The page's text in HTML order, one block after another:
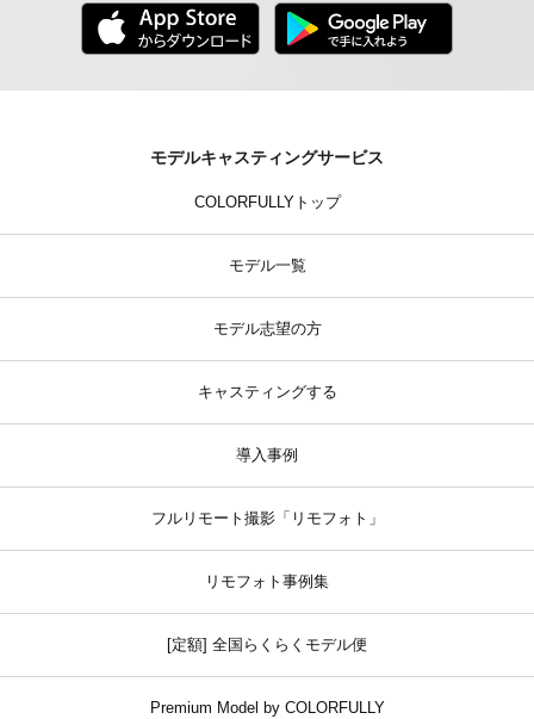
モデルキャスティングサービス
COLORFULLYトップ
モデル一覧
モデル志望の方
キャスティングする
導入事例
フルリモート撮影「リモフォト」
リモフォト事例集
[定額] 全国らくらくモデル便
Premium Model by COLORFULLY